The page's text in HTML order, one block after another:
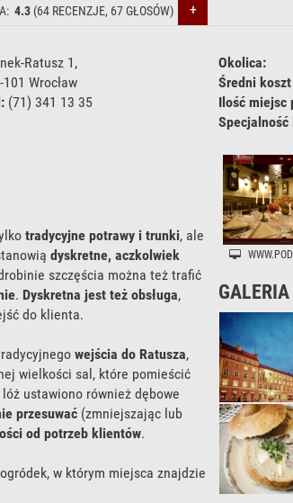
4.3 (64 RECENZJE, 67GŁOSÓW) +
Ratusz 1 ,
101 Wrocław
(71) 341 13 35
Okolica:
Średni
Ilość miejsc
tradycyjne potrawy i trunki, ale
dyskretne, aczkolwiek
szczęścia można też trafić
. Dyskretna jest też obsługa,
do klienta.
wejścia do Ratusza,
wielkości sal, które pomieścić
ustawiono również dębowe
przesuwać (zmniejszając lub
od potrzeb klientów.
w którym miejsca znajdzie